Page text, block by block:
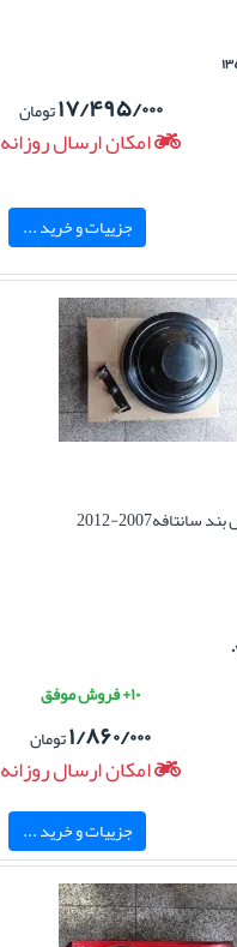
۱۷/۴۹۵/۰۰۰تومان
امکان ارسال روزانه
جزییات و خرید ...
2012
۱۰+ فروش موفق
۱/۸۶۰/۰۰۰تومان
امکان ارسال روزانه
جزییات و خرید ...